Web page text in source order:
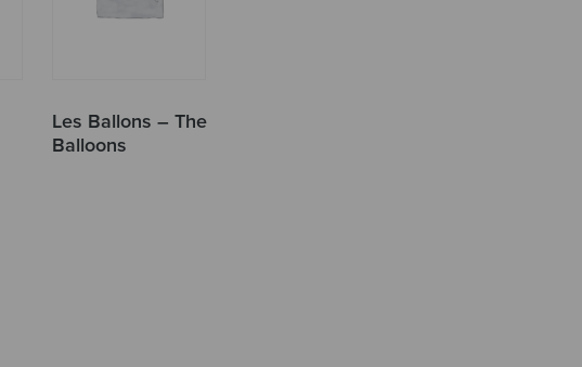
Les Ballons – The
Balloons